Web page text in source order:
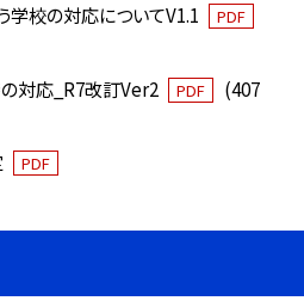
学校の対応についてV1.1
PDF
対応_R7改訂Ver2
PDF
(407
PDF